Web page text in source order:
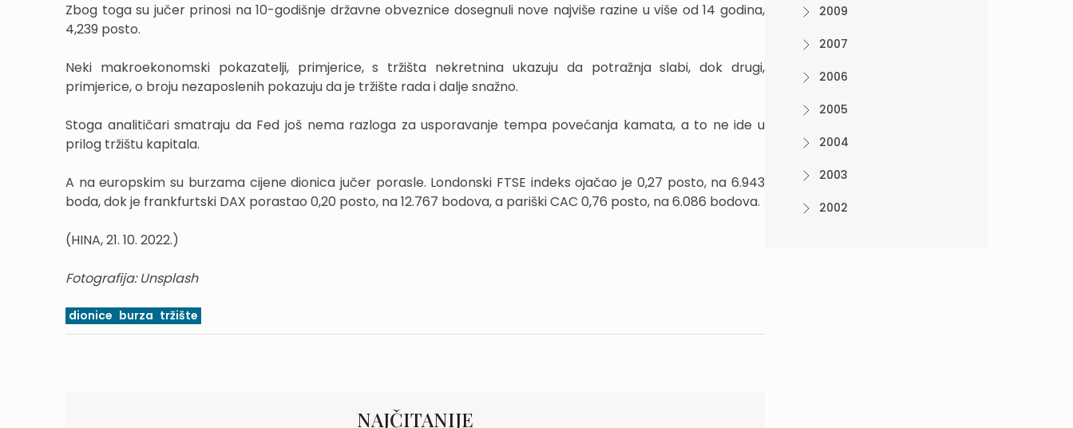
Zbog toga su jučer prinosi na 10-godišnje državne obveznice dosegnuli nove najviše razine u više od 14 godina,
4,239 posto.
Neki makroekonomski pokazatelji, primjerice, s tržišta nekretnina ukazuju da potražnja slabi, dok drugi,
primjerice, o broju nezaposlenih pokazuju da je tržište rada i dalje snažno.
Stoga analitičari smatraju da Fed još nema razloga za usporavanje tempa povećanja kamata, a to ne ide u
prilog tržištu kapitala.
A na europskim su burzama cijene dionica jučer porasle. Londonski FTSE indeks ojačao je 0,27 posto, na 6.943
boda, dok je frankfurtski DAX porastao 0,20 posto, na 12.767 bodova, a pariški CAC 0,76 posto, na 6.086 bodova.
(HINA, 21. 10. 2022.)
Fotografija: Unsplash
dionice burza tržište
NAJČITANIJE
2009
2007
2006
2005
2004
2003
2002